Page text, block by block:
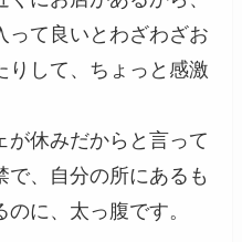
って良いとわざわざお
りして、ちょっと感激
が休みだからと言って
で、自分の所にあるも
に、太っ腹です。